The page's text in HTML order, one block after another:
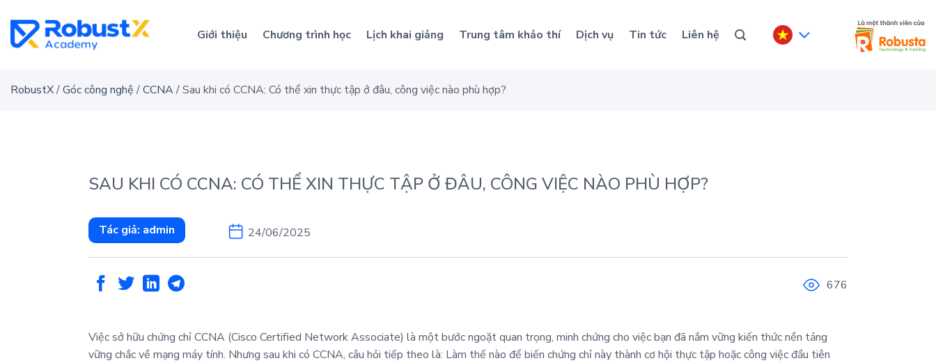
content
Giới thiệu Chương trình học Lịch khai giảng Trung tâm khảo thí Dịch vụ Tin tức Liên hệ
RobustX/Góc công nghệ/CCNA/Sau khi có CCNA: Có thể xin thực tập ở đâu, công việc nào phù hợp?
SAU KHI CÓ CCNA: CÓ THỂ XIN THỰC TẬP Ở ĐÂU, CÔNG VIỆC NÀO PHÙ HỢP?
Tác giả: admin 24/06/2025
676
Việc sở hữu chứng chỉ CCNA (Cisco Certified Network Associate) là một bước ngoặt quan trọng, minh chứng cho việc bạn đã nắm vững kiến thức nền tảng
vững chắc về mạng máy tính. Nhưng sau khi có CCNA, câu hỏi tiếp theo là: Làm thế nào để biến chứng chỉ này thành cơ hội thực tập hoặc công việc đầu tiên